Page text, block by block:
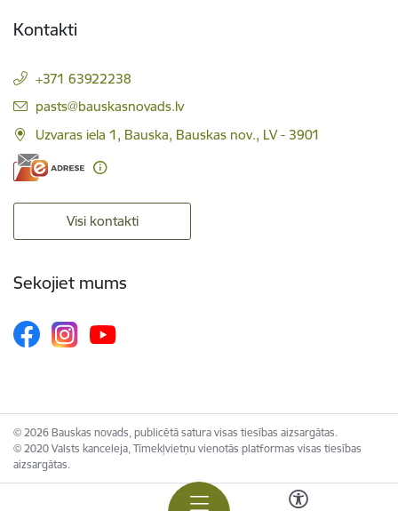
Kontakti
+371 63922238
E-pasts:
pasts@bauskasnovads.lv
Uzvaras iela 1, Bauska, Bauskas nov., LV - 3901
Visi kontakti
Sekojiet mums
© 2026 Bauskas novads, publicētā satura visas tiesības aizsargātas.
© 2020 Valsts kanceleja, Tīmekļvietņu vienotās platformas visas tiesības
aizsargātas.